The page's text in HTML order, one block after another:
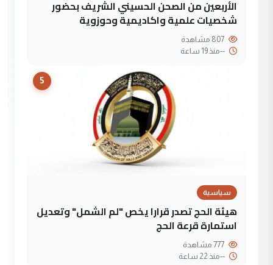
الأربعين من الصحن الحسيني الشريف بحضور
شخصيات علمية واكاديمية وحوزوية
--منذ 19 ساعة
5
سياسية
هيئة الحج تصدر قرارا يخص "لم الشمل" وتعديل
استمارة قرعة الحج
--منذ 22 ساعة